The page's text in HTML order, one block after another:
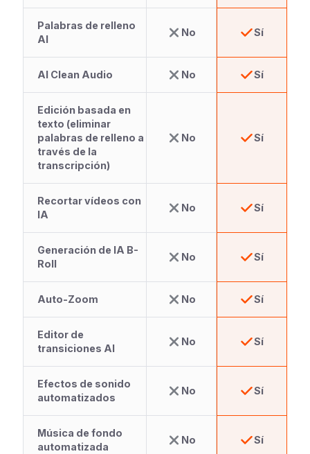
Palabras de relleno
AI
No Sí
AI Clean Audio No Sí
Edición basada en
texto (eliminar
palabras de relleno a
través de la
transcripción)
No Sí
Recortar vídeos con
IA
No Sí
Generación de IA B-
Roll
No Sí
Auto-Zoom No Sí
Editor de
transiciones AI
No Sí
Efectos de sonido
automatizados
No Sí
Música de fondo
automatizada
No Sí